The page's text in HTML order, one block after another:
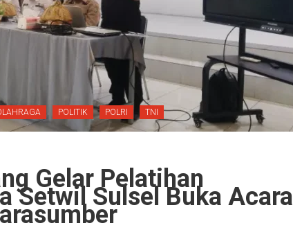
POLITIK POLRI TNI
Gelar Pelatihan
Setwil Sulsel Buka Acara